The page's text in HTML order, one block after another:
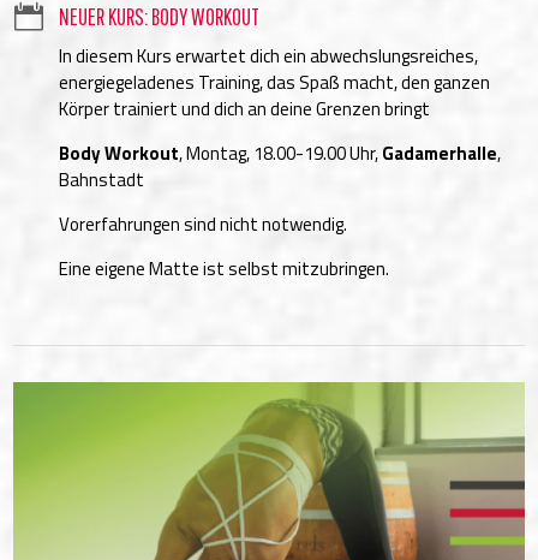

NEUER KURS: BODY WORKOUT
In diesem Kurs erwartet dich ein abwechslungsreiches,
energiegeladenes Training, das Spaß macht, den ganzen
Körper trainiert und dich an deine Grenzen bringt
Body Workout, Montag, 18.00-19.00 Uhr,Gadamerhalle,
Bahnstadt
Vorerfahrungen sind nicht notwendig.
Eine eigene Matte ist selbst mitzubringen.